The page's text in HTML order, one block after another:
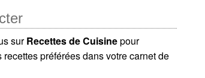
surRecettes de Cuisinepour
recettes préférées dans votre carnet de